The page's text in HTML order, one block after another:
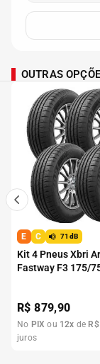
OUTRAS
E C 71dB
Kit 4 Pneus Xbri
Fastway F3 175/
R$879,90
No PIX ou 12x de R$
juros